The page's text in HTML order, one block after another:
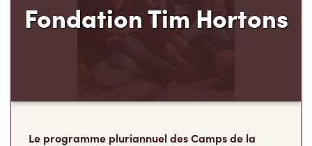
Fondation Tim Hortons
Le programme pluriannuel des Camps de la